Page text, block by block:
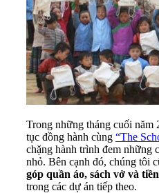
Trong những tháng cuối năm
tục đồng hành cùng “The
chặng hành trình đem những
nhỏ. Bên cạnh đó, chúng tôi
góp quần áo, sách vở và tiền
trong các dự án tiếp theo.